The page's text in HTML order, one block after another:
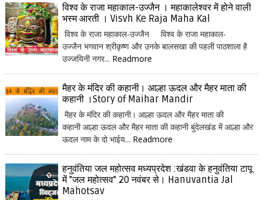
विश्व के राजा महाकाल-उज्जैन । महाकालेश्वर में होने वाली
भस्म आरती । Visvh Ke Raja Maha Kal
विश्व के राजा महाकाल-उज्जैन विश्व के राजा महाकाल-
उज्जैन भगवान श्रीकृष्ण और उनके बालसखा की पहली पाठशाला है
उज्जयिनी नगर... Readmore
मैहर के मंदिर की कहानी। आल्हा ऊदल और मैहर माता की
कहानी ।Story of Maihar Mandir
मैहर के मंदिर की कहानी। आल्हा ऊदल और मैहर माता की
कहानी आल्हा ऊदल और मैहर माता की कहानी बुंदेलखंड में आल्हा और
ऊदल नाम के दो भाईय... Readmore
हनुवंतिया जल महोत्सव मध्यप्रदेश :खंडवा के हनुवंतिया टापू
में "जल महोत्सव" 20 नवंबर से। Hanuvantia Jal
Mahotsav